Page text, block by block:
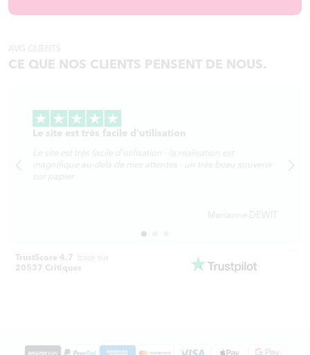
AVIS CLIENTS
CE QUE NOS CLIENTS PENSENT DE NOUS.
Le site est très facile d'utilisation
Le site est très facile d'utilisation - la réalisation est
magnifique au-delà de mes attentes - un très beau souvenir
sur papier
Marianne DEWIT
TrustScore 4.7 basé sur
20537 Critiques